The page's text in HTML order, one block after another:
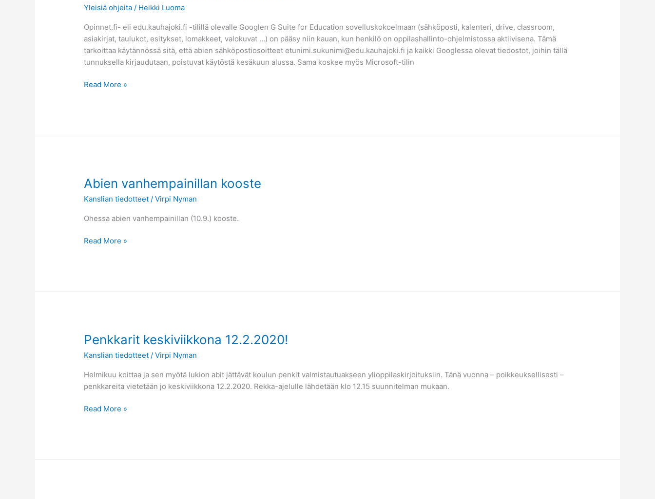
Yleisiä ohjeita / Heikki Luoma
Opinnet.fi- eli edu.kauhajoki.fi -tilillä olevalle Googlen G Suite for Education sovelluskokoelmaan (sähköposti, kalenteri, drive, classroom,
asiakirjat, taulukot, esitykset, lomakkeet, valokuvat …) on pääsy niin kauan, kun henkilö on oppilashallinto-ohjelmistossa aktiivisena. Tämä
tarkoittaa käytännössä sitä, että abien sähköpostiosoitteet etunimi.sukunimi@edu.kauhajoki.fi ja kaikki Googlessa olevat tiedostot, joihin tällä
tunnuksella kirjaudutaan, poistuvat käytöstä kesäkuun alussa. Sama koskee myös Microsoft-tilin
talteen
Read More »
Abien vanhempainillan kooste
Kanslian tiedotteet /Virpi Nyman
Ohessa abien vanhempainillan (10.9.) kooste.
Abien
kooste
Read More »
Penkkarit keskiviikkona 12.2.2020!
Kanslian tiedotteet /Virpi Nyman
Helmikuu koittaa ja sen myötä lukion abit jättävät koulun penkit valmistautuakseen ylioppilaskirjoituksiin. Tänä vuonna – poikkeuksellisesti –
penkkareita vietetään jo keskiviikkona 12.2.2020. Rekka-ajelulle lähdetään klo 12.15 suunnitelman mukaan.
Penkkarit
12.2.2020!
Read More »